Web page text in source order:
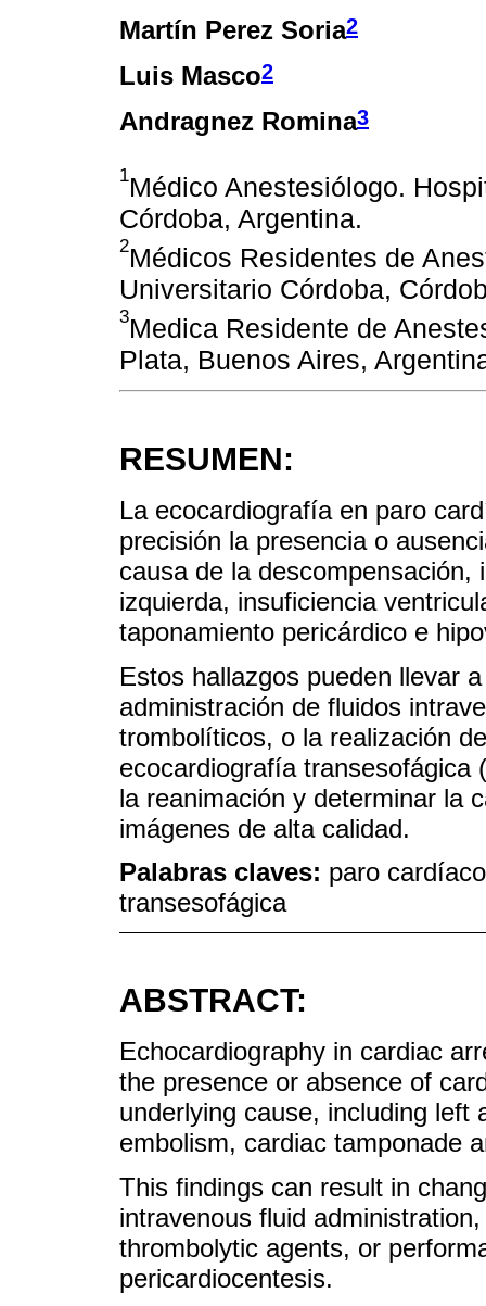
Martín Perez Soria2
Luis Masco2
Andragnez Romina3
1Médico Anestesiólogo.
Córdoba, Argentina.
2Médicos Residentes de
Universitario Córdoba,
3Medica Residente de
Plata, Buenos Aires,
RESUMEN:
La ecocardiografía en paro
precisión la presencia o
causa de la descompensación,
izquierda, insuficiencia
taponamiento pericárdico e
Estos hallazgos pueden llevar
administración de fluidos
trombolíticos, o la realización
ecocardiografía transesofágica
la reanimación y determinar la
imágenes de alta calidad.
Palabras claves: paro
transesofágica
ABSTRACT:
Echocardiography in cardiac
the presence or absence of
underlying cause, including left
embolism, cardiac tamponade
This findings can result in
intravenous fluid
thrombolytic agents, or
pericardiocentesis.